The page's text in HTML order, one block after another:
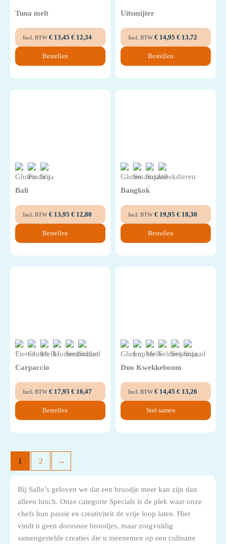
Tuna melt
Incl. BTW € 13,45 € 12,34
Bestellen
Uitsmijter
Incl. BTW € 14,95 € 13,72
Bestellen
Bali
Incl. BTW € 13,95 € 12,80
Bestellen
Bangkok
Incl. BTW € 19,95 € 18,30
Bestellen
Carpaccio
Incl. BTW € 17,95 € 16,47
Bestellen
Duo Kwekkeboom
Incl. BTW € 14,45 € 13,26
Stel samen
1 2 →
Bij Sallo’s geloven we dat een broodje meer kan zijn dan
alleen lunch. Onze categorie Specials is de plek waar onze
chefs hun passie en creativiteit de vrije loop laten. Hier
vindt u geen doorsnee broodjes, maar zorgvuldig
samengestelde creaties die u meenemen op een culinaire